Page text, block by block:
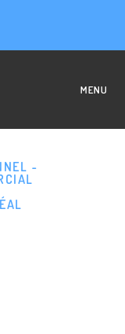
MENU
-